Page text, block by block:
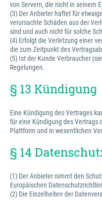
von Servern, die nicht in seinem
(3) Der Anbieter haftet für
verursachte Schäden aus der
sind und auch nicht für solche
(4) Erfolgt die Verletzung einer
die zum Zeitpunkt des
(5) Ist der Kunde Verbraucher
Regelungen.
§ 13 Kündigung
Eine Kündigung des Vertrages
für eine Kündigung des Vertrags
Plattform und in wesentlichen
§ 14
(1) Der Anbieter nimmt den
Europäischen
(2) Die Einzelheiten der